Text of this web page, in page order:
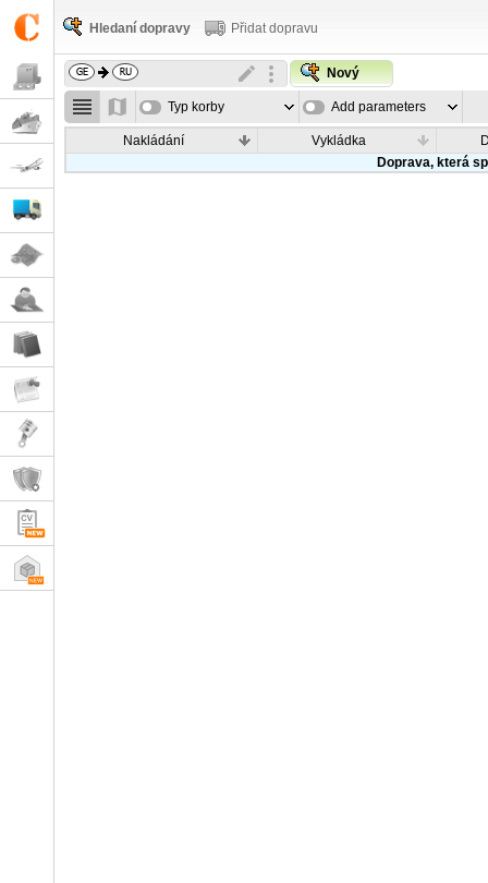
Hledaní dopravy Přidat dopravu
Nový
Typ korby Add parameters
Nakládání Vykládka
Doprava, která